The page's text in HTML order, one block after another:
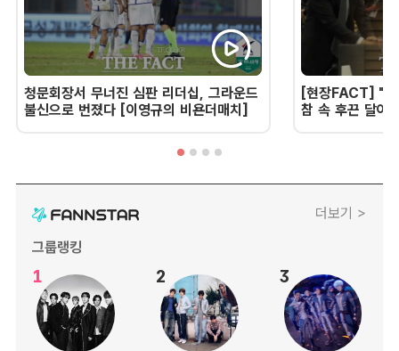
청문회장서 무너진 심판 리더십, 그라운드
불신으로 번졌다 [이영규의 비욘더매치]
[현장FACT] "한
참 속 후끈 달아
더보기 >
그룹랭킹
1 2 3